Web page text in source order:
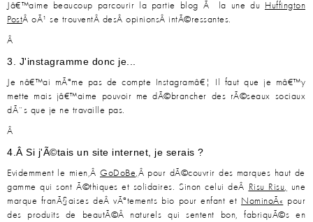
Jâ€™aime beaucoup parcourir la partie blog Ã la une du Huffington
PostÂ oÃ¹ se trouventÂ desÂ opinionsÂ intÃ©ressantes.
Â
3. J'instagramme donc je...
Je nâ€™ai mÃªme pas de compte Instagramâ€¦ Il faut que je mâ€™y
mette mais jâ€™aime pouvoir me dÃ©brancher des rÃ©seaux sociaux
dÃ¨s que je ne travaille pas.
Â
4.Â Si j'Ã©tais un site internet, je serais ?
Evidemment le mien,Â GoDoBe,Â pour dÃ©couvrir des marques haut de
gamme qui sont Ã©thiques et solidaires. Sinon celui deÂ Risu Risu,
une
marque franÃ§aises deÂ vÃªtements bio pour enfant et NominoÃ« pour
des produits de beautÃ©Â naturels qui sentent bon, fabriquÃ©s en